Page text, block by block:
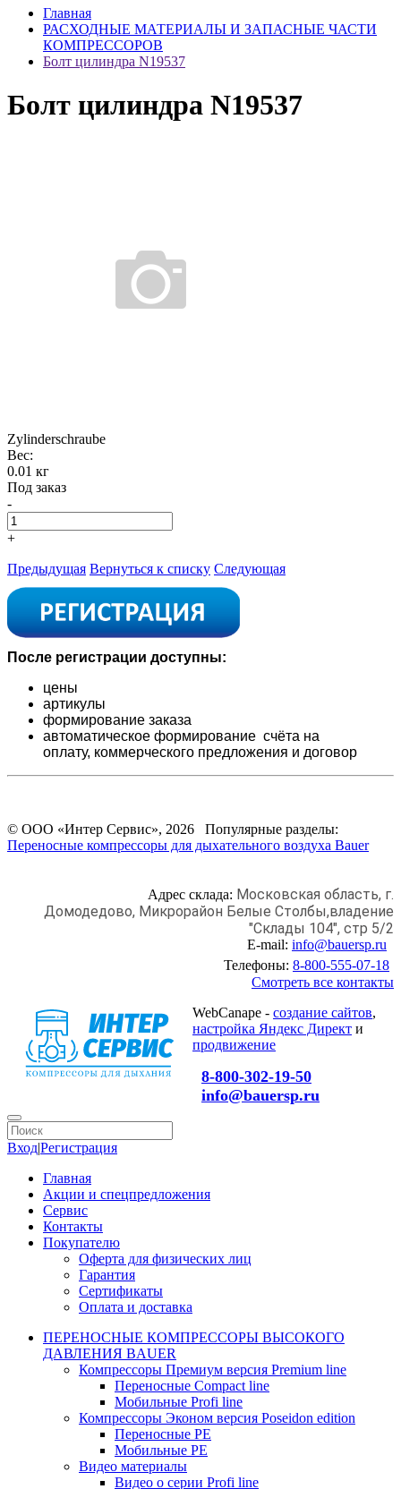
Главная
РАСХОДНЫЕ МАТЕРИАЛЫ И ЗАПАСНЫЕ ЧАСТИ
КОМПРЕССОРОВ
Болт цилиндра N19537
Болт цилиндра N19537
Zylinderschraube
Вес:
0.01 кг
Под заказ
-
+
Предыдущая Вернуться к списку Следующая
После регистрации доступны:
цены
артикулы
формирование заказа
автоматическое формирование счёта на
оплату, коммерческого предложения и договор
© ООО «Интер Сервис», 2026 Популярные разделы:
Переносные компрессоры для дыхательного воздуха Bauer
Адрес склада: Московская область, г.
Домодедово, Микрорайон Белые Столбы,владение
"Склады 104", стр 5/2
E-mail: info@bauersp.ru
Телефоны: 8-800-555-07-18
Смотреть все контакты
WebCanape - создание сайтов,
настройка Яндекс Директ и
продвижение
8-800-302-19-50
info@bauersp.ru
Вход|Регистрация
Главная
Акции и спецпредложения
Сервис
Контакты
Покупателю
Оферта для физических лиц
Гарантия
Сертификаты
Оплата и доставка
ПЕРЕНОСНЫЕ КОМПРЕССОРЫ ВЫСОКОГО
ДАВЛЕНИЯ BAUER
Компрессоры Премиум версия Premium line
Переносные Compact line
Мобильные Profi line
Компрессоры Эконом версия Poseidon edition
Переносные PE
Мобильные PE
Видео материалы
Видео о серии Profi line